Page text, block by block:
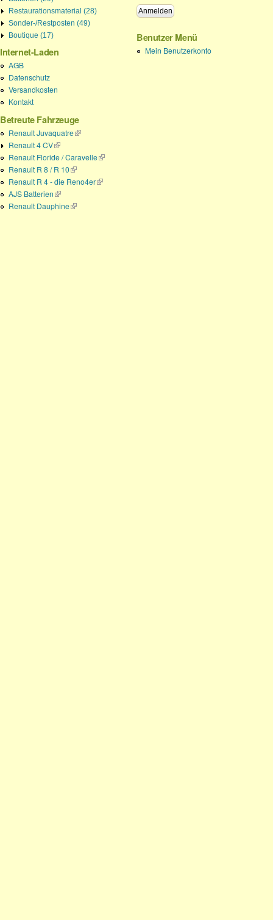
Restaurationsmaterial (28)
Sonder-/Restposten (49)
Boutique (17)
Internet-Laden
AGB
Datenschutz
Versandkosten
Kontakt
Betreute Fahrzeuge
Renault Juvaquatre(Link ist extern)
Renault 4 CV(Link ist extern)
Renault Floride / Caravelle(Link ist extern)
Renault R 8 / R 10(Link ist extern)
Renault R 4 - die Reno4er(Link ist extern)
AJS Batterien(Link ist extern)
Renault Dauphine(Link ist extern)
Benutzer Menü
Mein Benutzerkonto